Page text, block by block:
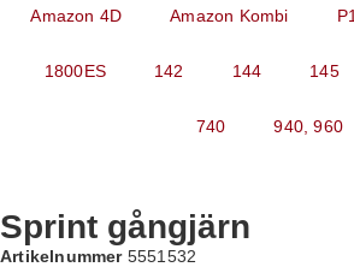
Amazon 4D Amazon Kombi
1800ES 142 144 145
740 940, 960
Sprint gångjärn
Artikelnummer 5551532